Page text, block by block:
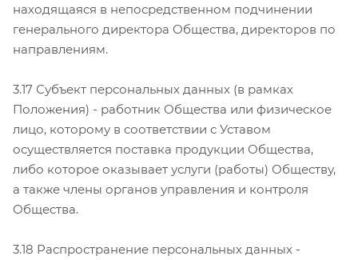
находящаяся в непосредственном подчинении
генерального директора Общества, директоров по
направлениям.
3.17 Субъект персональных данных (в рамках
Положения) - работник Общества или физическое
лицо, которому в соответствии с Уставом
осуществляется поставка продукции Общества,
либо которое оказывает услуги (работы) Обществу,
а также члены органов управления и контроля
Общества.
3.18 Распространение персональных данных -